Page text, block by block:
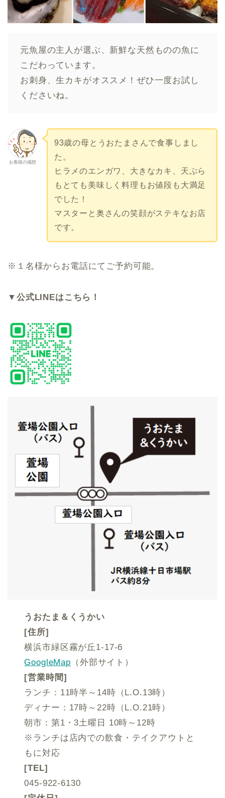
元魚屋の主人が選ぶ、新鮮な天然ものの魚に
こだわっています。
お刺身、生カキがオススメ！ぜひ一度お試し
くださいね。
お客様の感想
93歳の母とうおたまさんで食事しまし
た。
ヒラメのエンガワ、大きなカキ、天ぷら
もとても美味しく料理もお値段も大満足
でした！
マスターと奥さんの笑顔がステキなお店
です。
※１名様からお電話にてご予約可能。
▼公式LINEはこちら！
うおたま＆くうかい
[住所]
横浜市緑区霧が丘1-17-6
GoogleMap （外部サイト）
[営業時間]
ランチ：11時半～14時（L.O.13時）
ディナー：17時～22時（L.O.21時）
朝市：第1・3土曜日 10時～12時
※ランチは店内での飲食・テイクアウトと
もに対応
[TEL]
045-922-6130